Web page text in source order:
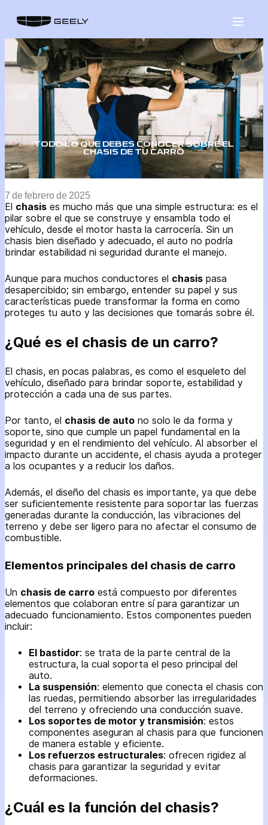
TODO LO QUE DEBES CONOCER SOBRE EL
CHASIS DE TU CARRO
7 de febrero de 2025
El chasis es mucho más que una simple estructura: es el
pilar sobre el que se construye y ensambla todo el
vehículo, desde el motor hasta la carrocería. Sin un
chasis bien diseñado y adecuado, el auto no podría
brindar estabilidad ni seguridad durante el manejo.
Aunque para muchos conductores el chasis pasa
desapercibido; sin embargo, entender su papel y sus
características puede transformar la forma en como
proteges tu auto y las decisiones que tomarás sobre él.
¿Qué es el chasis de un carro?
El chasis, en pocas palabras, es como el esqueleto del
vehículo, diseñado para brindar soporte, estabilidad y
protección a cada una de sus partes.
Por tanto, el chasis de auto no solo le da forma y
soporte, sino que cumple un papel fundamental en la
seguridad y en el rendimiento del vehículo. Al absorber el
impacto durante un accidente, el chasis ayuda a proteger
a los ocupantes y a reducir los daños.
Además, el diseño del chasis es importante, ya que debe
ser suficientemente resistente para soportar las fuerzas
generadas durante la conducción, las vibraciones del
terreno y debe ser ligero para no afectar el consumo de
combustible.
Elementos principales del chasis de carro
Un chasis de carro está compuesto por diferentes
elementos que colaboran entre sí para garantizar un
adecuado funcionamiento. Estos componentes pueden
incluir:
El bastidor: se trata de la parte central de la
estructura, la cual soporta el peso principal del
auto.
La suspensión: elemento que conecta el chasis con
las ruedas, permitiendo absorber las irregularidades
del terreno y ofreciendo una conducción suave.
Los soportes de motor y transmisión: estos
componentes aseguran al chasis para que funcionen
de manera estable y eficiente.
Los refuerzos estructurales: ofrecen rigidez al
chasis para garantizar la seguridad y evitar
deformaciones.
¿Cuál es la función del chasis?